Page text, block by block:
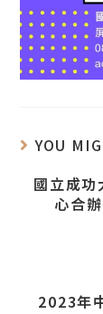
YOU
國立成
心合
2023年